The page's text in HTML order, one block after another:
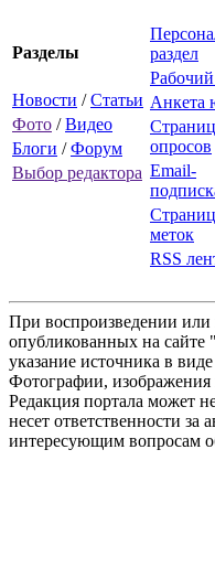
Разделы
Новости /Статьи
Фото /Видео
Блоги /Форум
Выбор редактора
раздел
Анкета
опросов
Email-
меток
RSS
При воспроизведении или
опубликованных на сайте
указание источника в
Фотографии, изображения
Редакция портала может
несет ответственности
интересующим вопросам